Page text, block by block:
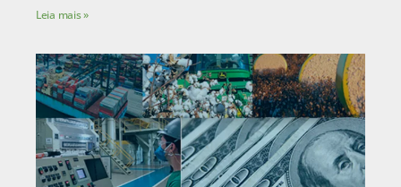
Leia mais »